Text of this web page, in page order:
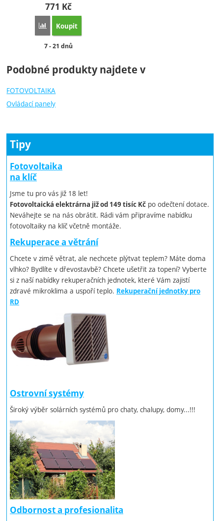
771 Kč
Porovnat
Koupit
Dostupnost:
7 - 21 dnů
Podobné produkty najdete v
FOTOVOLTAIKA
Ovládací panely
Tipy
Fotovoltaika
na klíč
Jsme tu pro vás již 18 let!
Fotovoltaická elektrárna již od 149 tisíc Kč po odečtení dotace.
Neváhejte se na nás obrátit. Rádi vám připravíme nabídku
fotovoltaiky na klíč včetně montáže.
Rekuperace a větrání
Chcete v zimě větrat, ale nechcete plýtvat teplem? Máte doma
vlhko? Bydlíte v dřevostavbě? Chcete ušetřit za topení? Vyberte
si z naší nabídky rekuperačních jednotek, které Vám zajistí
zdravé mikroklima a uspoří teplo. Rekuperační jednotky pro
RD
Ostrovní systémy
Široký výběr solárních systémů pro chaty, chalupy, domy...!!!
Odbornost a profesionalita